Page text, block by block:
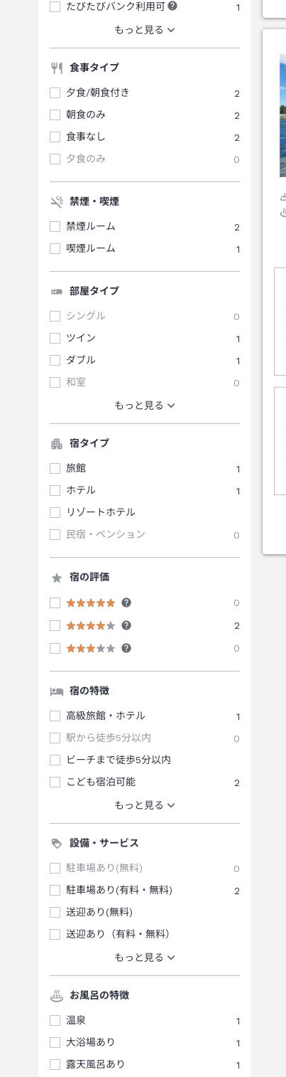
たびたびバンク利用可
1
もっと見る
食事タイプ
夕食/朝食付き
2
朝食のみ
2
食事なし
2
夕食のみ
0
禁煙・喫煙
禁煙ルーム
2
喫煙ルーム
1
部屋タイプ
シングル
0
ツイン
1
ダブル
1
和室
0
もっと見る
宿タイプ
旅館
1
ホテル
1
リゾートホテル
民宿・ペンション
0
宿の評価
0
2
0
宿の特徴
高級旅館・ホテル
1
駅から徒歩5分以内
0
ビーチまで徒歩5分以内
こども宿泊可能
2
もっと見る
設備・サービス
駐車場あり(無料)
0
駐車場あり(有料・無料)
2
送迎あり(無料)
送迎あり（有料・無料）
もっと見る
お風呂の特徴
温泉
1
大浴場あり
1
露天風呂あり
1